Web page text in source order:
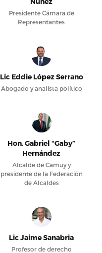
Presidente Cámara de
Representantes
Lic Eddie López Serrano
Abogado y analista político
Hon. Gabriel “Gaby”
Hernández
Alcalde de Camuy y
presidente de la Federación
de Alcaldes
Lic Jaime Sanabria
Profesor de derecho